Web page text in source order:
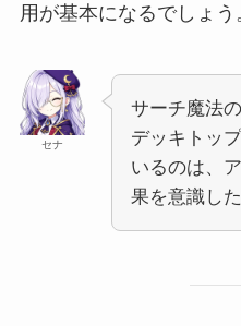
用が基本になるでしょう
セナ
サーチ魔法
デッキトッ
いるのは、
果を意識し